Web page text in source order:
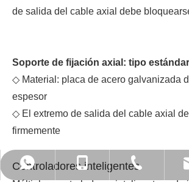
de salida del cable axial debe
Soporte de fijación axial: tipo estándar
◇ Material: placa de acero galvanizada
espesor
◇ El extremo de salida del cable axial
firmemente
Controladores inteligentes
13305721922
+86-13305721922
+86-0572-2590232
admin@ronwin.com
WhatsApp